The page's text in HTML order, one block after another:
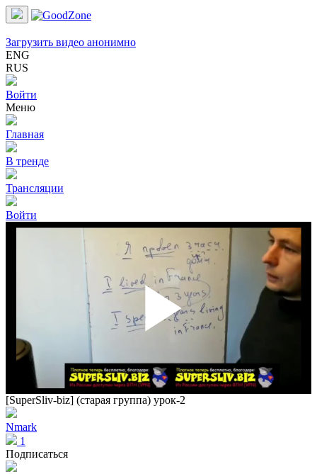
Загрузить видео анонимно
ENG
RUS
Войти
Меню
Главная
В тренде
Трансляции
Войти
Play
[SuperSliv-biz] (старая группа) урок-2
Nmark
1
Подписаться